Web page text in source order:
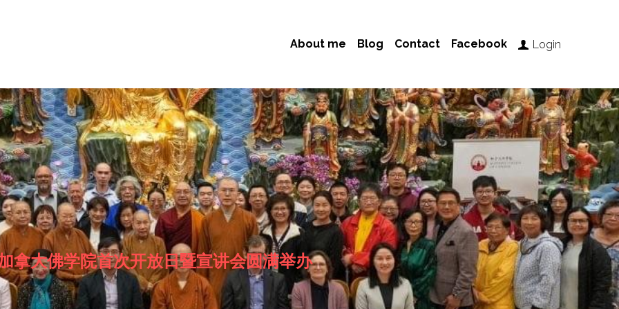
About me Blog Contact Facebook Login
拿大佛学院首次开放日暨宣讲会圆满举办